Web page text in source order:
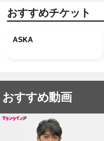
おすすめチケット
ASKA
おすすめ動画